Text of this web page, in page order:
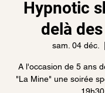
Hypnotic
delà
sam. 04 déc.
A l'occasion de 5 ans
"La Mine" une soirée